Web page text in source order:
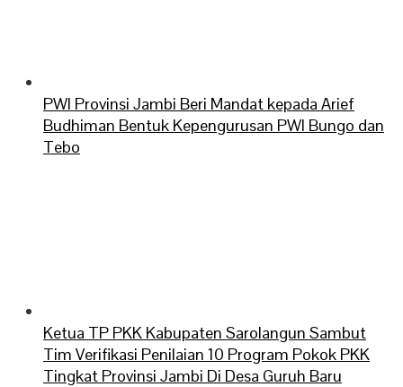
PWI Provinsi Jambi Beri Mandat kepada Arief
Budhiman Bentuk Kepengurusan PWI Bungo dan
Tebo
Ketua TP PKK Kabupaten Sarolangun Sambut
Tim Verifikasi Penilaian 10 Program Pokok PKK
Tingkat Provinsi Jambi Di Desa Guruh Baru